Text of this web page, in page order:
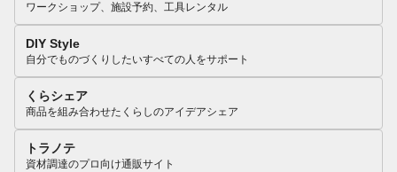
ワークショップ、施設予約、工具レンタル
DIY Style
自分でものづくりしたいすべての人をサポート
くらシェア
商品を組み合わせたくらしのアイデアシェア
トラノテ
資材調達のプロ向け通販サイト